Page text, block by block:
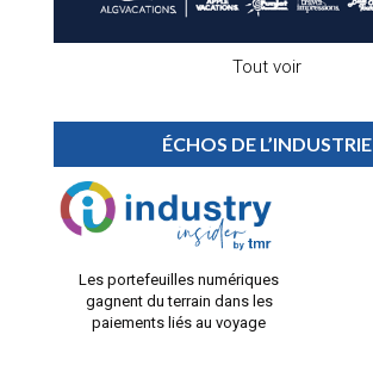
Tout voir
ÉCHOS DE L’INDUSTRIE
Les portefeuilles numériques
gagnent du terrain dans les
paiements liés au voyage